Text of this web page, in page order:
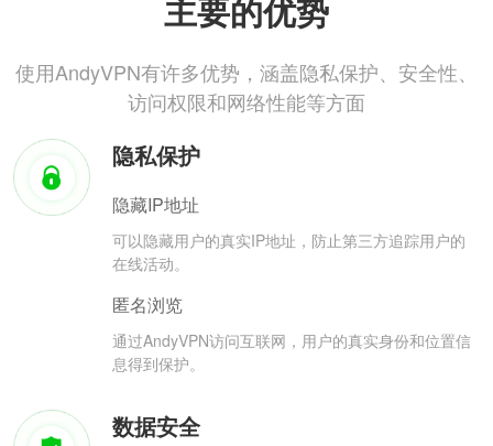
主要的优势
使用AndyVPN有许多优势，涵盖隐私保护、安全性、
访问权限和网络性能等方面
隐私保护
隐藏IP地址
可以隐藏用户的真实IP地址，防止第三方追踪用户的
在线活动。
匿名浏览
通过AndyVPN访问互联网，用户的真实身份和位置信
息得到保护。
数据安全